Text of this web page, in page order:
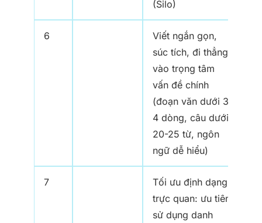
(Silo)
6
Viết ngắn gọn,
súc tích, đi thẳng
vào trọng tâm
vấn đề chính
(đoạn văn dưới 3-
4 dòng, câu dưới
20-25 từ, ngôn
ngữ dễ hiểu)
7
Tối ưu định dạng
trực quan: ưu tiên
sử dụng danh